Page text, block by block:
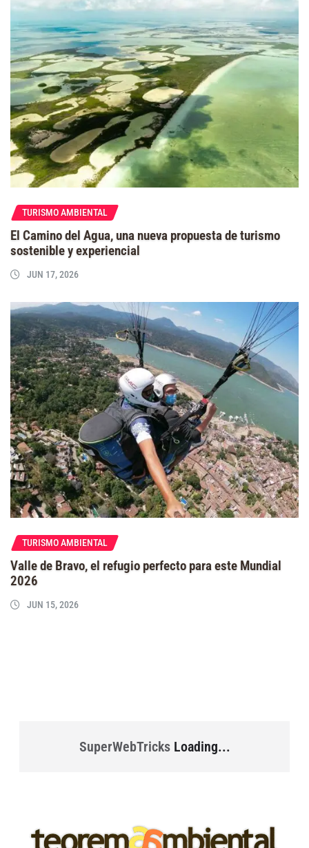
TURISMO AMBIENTAL
El Camino del Agua, una nueva propuesta de turismo
sostenible y experiencial
JUN 17, 2026
TURISMO AMBIENTAL
Valle de Bravo, el refugio perfecto para este Mundial
2026
JUN 15, 2026
SuperWebTricksLoading...